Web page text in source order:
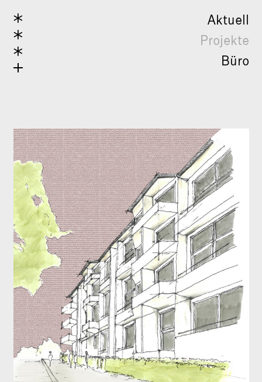
Aktuell
Projekte
Büro